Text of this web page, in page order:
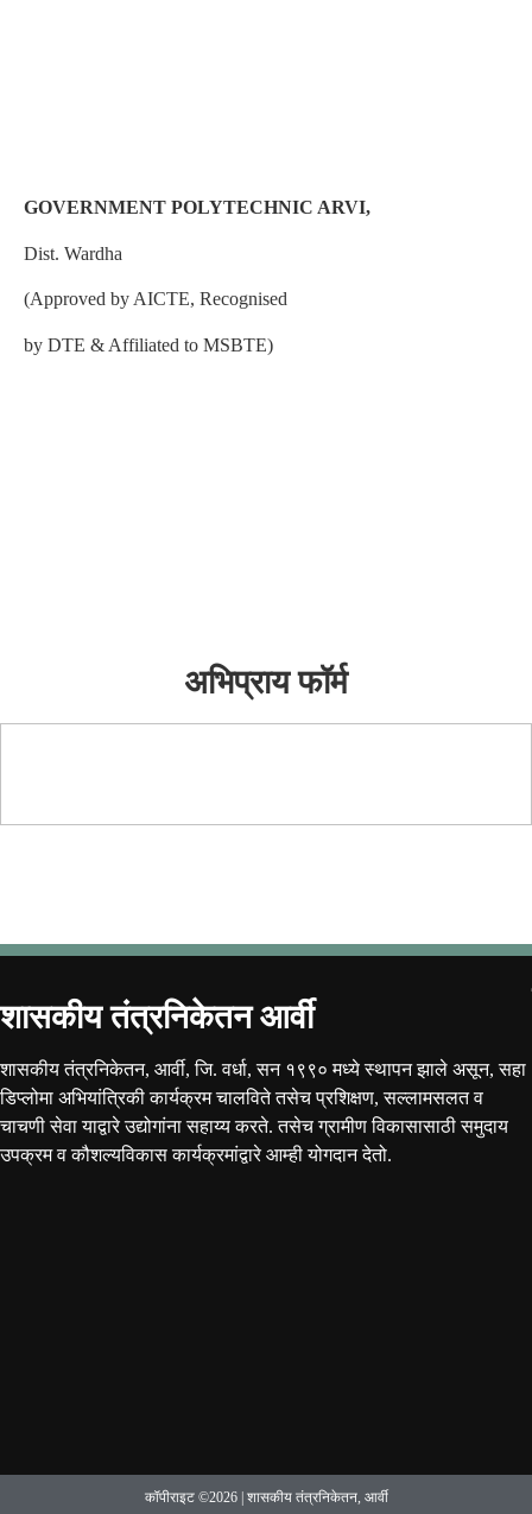
GOVERNMENT POLYTECHNIC ARVI,
Dist. Wardha
(Approved by AICTE, Recognised
by DTE & Affiliated to MSBTE)
अभिप्राय फॉर्म
शासकीय तंत्रनिकेतन आर्वी
शासकीय तंत्रनिकेतन, आर्वी, जि. वर्धा, सन १९९० मध्ये स्थापन झाले असून, सहा
डिप्लोमा अभियांत्रिकी कार्यक्रम चालविते तसेच प्रशिक्षण, सल्लामसलत व
चाचणी सेवा याद्वारे उद्योगांना सहाय्य करते. तसेच ग्रामीण विकासासाठी समुदाय
उपक्रम व कौशल्यविकास कार्यक्रमांद्वारे आम्ही योगदान देतो.
कॉपीराइट ©2026 | शासकीय तंत्रनिकेतन, आर्वी